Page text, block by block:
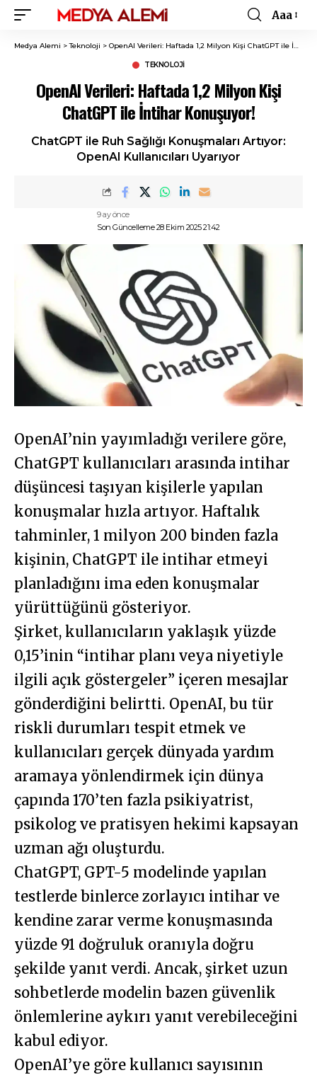
Font
Resizer
Aaa
Medya Alemi >Teknoloji > OpenAI Verileri: Haftada 1,2 Milyon Kişi ChatGPT ile İntihar Konuşuyor!
TEKNOLOJI
OpenAI Verileri: Haftada 1,2 Milyon Kişi
ChatGPT ile İntihar Konuşuyor!
ChatGPT ile Ruh Sağlığı Konuşmaları Artıyor:
OpenAI Kullanıcıları Uyarıyor
Son Güncelleme 28 Ekim 2025 21:42
9 ay önce
OpenAI’nin yayımladığı verilere göre,
ChatGPT kullanıcıları arasında intihar
düşüncesi taşıyan kişilerle yapılan
konuşmalar hızla artıyor. Haftalık
tahminler, 1 milyon 200 binden fazla
kişinin, ChatGPT ile intihar etmeyi
planladığını ima eden konuşmalar
yürüttüğünü gösteriyor.
Şirket, kullanıcıların yaklaşık yüzde
0,15’inin “intihar planı veya niyetiyle
ilgili açık göstergeler” içeren mesajlar
gönderdiğini belirtti. OpenAI, bu tür
riskli durumları tespit etmek ve
kullanıcıları gerçek dünyada yardım
aramaya yönlendirmek için dünya
çapında 170’ten fazla psikiyatrist,
psikolog ve pratisyen hekimi kapsayan
uzman ağı oluşturdu.
ChatGPT, GPT-5 modelinde yapılan
testlerde binlerce zorlayıcı intihar ve
kendine zarar verme konuşmasında
yüzde 91 doğruluk oranıyla doğru
şekilde yanıt verdi. Ancak, şirket uzun
sohbetlerde modelin bazen güvenlik
önlemlerine aykırı yanıt verebileceğini
kabul ediyor.
OpenAI’ye göre kullanıcı sayısının